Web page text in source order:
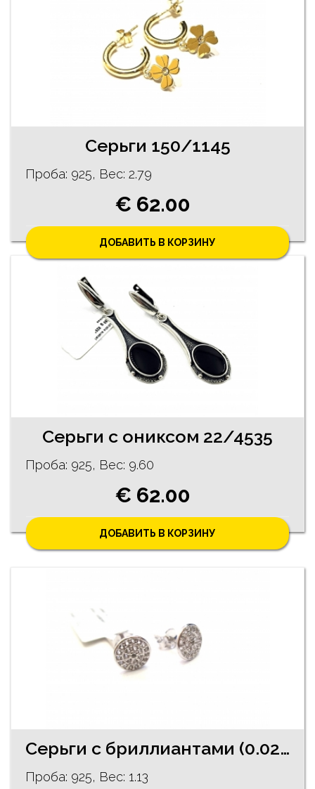
Серьги 150/1145
Проба: 925, Bес: 2.79
€ 62.00
ДОБАВИТЬ В КОРЗИНУ
Cерьги с ониксом 22/4535
Проба: 925, Bес: 9.60
€ 62.00
ДОБАВИТЬ В КОРЗИНУ
Серьги с бриллиантами (0.02 ct) и топазами 230/5735
Проба: 925, Bес: 1.13